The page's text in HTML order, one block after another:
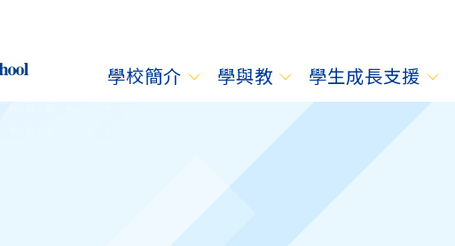
學校簡介 學與教 學生成長支援